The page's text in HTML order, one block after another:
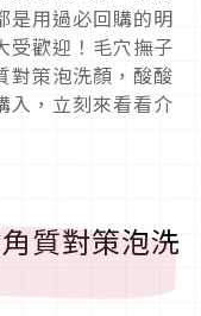
是用過必回購的明
受歡迎！毛穴撫子
對策泡洗顏，酸酸
入，立刻來看看介
質對策泡洗